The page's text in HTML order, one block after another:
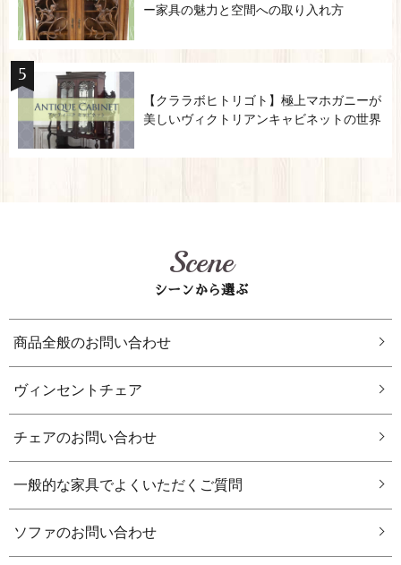
ー家具の魅力と空間への取り入れ方
【クララボヒトリゴト】極上マホガニーが
美しいヴィクトリアンキャビネットの世界
Scene
シーンから選ぶ
商品全般のお問い合わせ
ヴィンセントチェア
チェアのお問い合わせ
一般的な家具でよくいただくご質問
ソファのお問い合わせ